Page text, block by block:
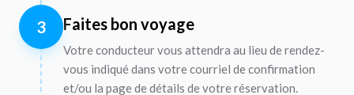
3 Faites bon voyage
Votre conducteur vous attendra au lieu de rendez-
vous indiqué dans votre courriel de confirmation
et/ou la page de détails de votre réservation.